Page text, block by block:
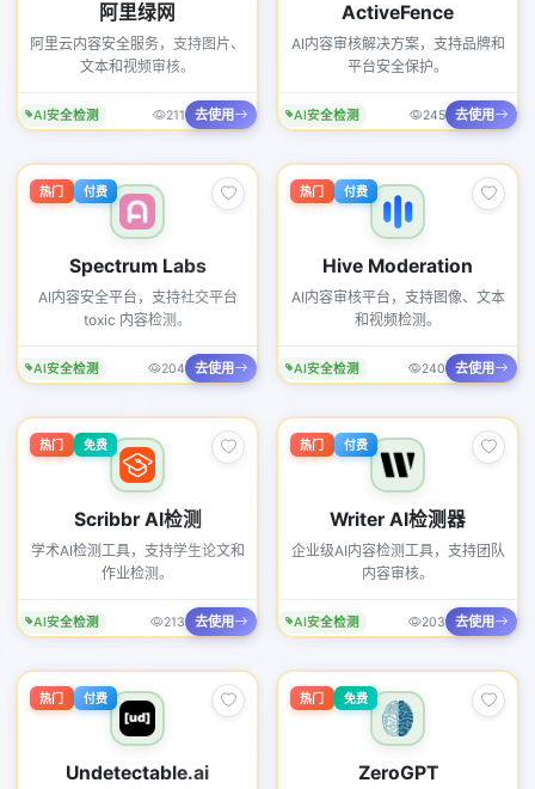
阿里绿网
阿里云内容安全服务，支持图片、
文本和视频审核。
AI安全检测 211 去使用
ActiveFence
AI内容审核解决方案，支持品牌和
平台安全保护。
AI安全检测 245 去使用
热门 付费
Spectrum Labs
AI内容安全平台，支持社交平台
toxic 内容检测。
AI安全检测 204 去使用
热门 付费
Hive Moderation
AI内容审核平台，支持图像、文本
和视频检测。
AI安全检测 240 去使用
热门 免费
Scribbr AI检测
学术AI检测工具，支持学生论文和
作业检测。
AI安全检测 213 去使用
热门 付费
Writer AI检测器
企业级AI内容检测工具，支持团队
内容审核。
AI安全检测 203 去使用
热门 付费
Undetectable.ai
热门 免费
ZeroGPT